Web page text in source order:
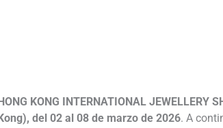
KONG INTERNATIONAL JEWELLERY
del 02 al 08 de marzo de 2026. A